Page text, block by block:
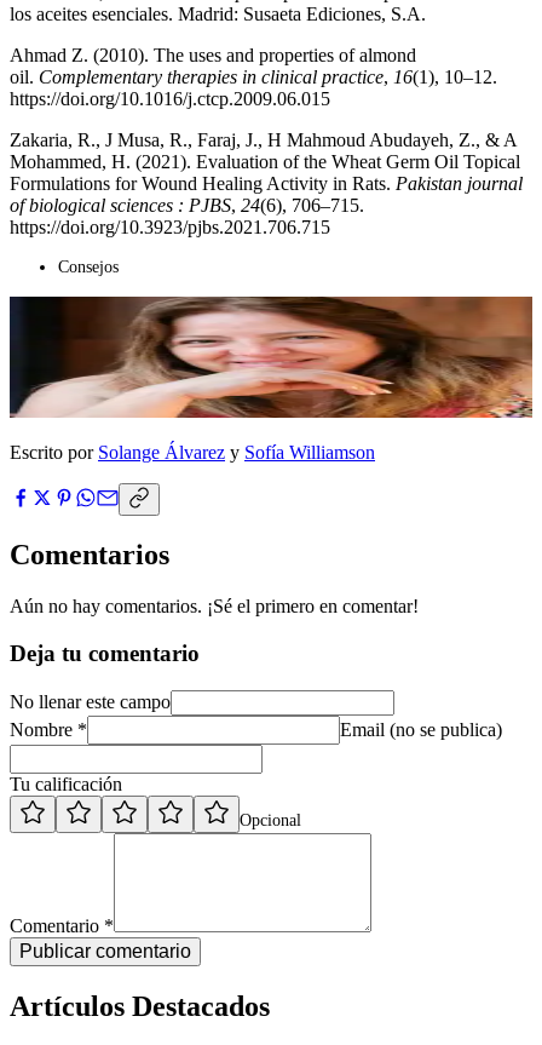
los aceites esenciales. Madrid: Susaeta Ediciones, S.A.
Ahmad Z. (2010). The uses and properties of almond
oil. Complementary therapies in clinical practice, 16(1), 10–12.
https://doi.org/10.1016/j.ctcp.2009.06.015
Zakaria, R., J Musa, R., Faraj, J., H Mahmoud Abudayeh, Z., & A
Mohammed, H. (2021). Evaluation of the Wheat Germ Oil Topical
Formulations for Wound Healing Activity in Rats. Pakistan journal
of biological sciences : PJBS, 24(6), 706–715.
https://doi.org/10.3923/pjbs.2021.706.715
Consejos
Escrito por Solange Álvarez y Sofía Williamson
Comentarios
Aún no hay comentarios. ¡Sé el primero en comentar!
Deja tu comentario
No llenar este campo
Nombre *
Email (no se publica)
Tu calificación
Opcional
Comentario *
Publicar comentario
Artículos Destacados